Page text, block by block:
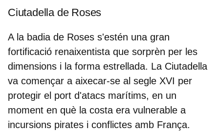
Ciutadella de Roses
A la badia de Roses s'estén una gran
fortificació renaixentista que sorprèn per les
dimensions i la forma estrellada. La Ciutadella
va començar a aixecar-se al segle XVI per
protegir el port d'atacs marítims, en un
moment en què la costa era vulnerable a
incursions pirates i conflictes amb França.